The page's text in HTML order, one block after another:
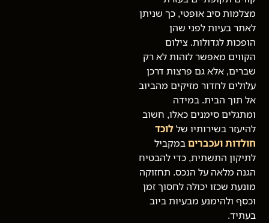
מצלמות סיב אופטי, כך שניתן
לאתר בעיות לפני שהן
הופכות לגדולות. צילום
הקווים מאפשר לזהות לא רק
שברים, אלא גם פרצות דרכן
עלולים לחדור מזיקים מהביוב
אל תוך הבית. במידה
ומתגלים סימנים כאלו, חשוב
להיעזר בשירותיו שללוכד
חולדות ועכבריםבמקביל
לתיקון התשתית, כדי להבטיח
הגנה מלאה על הנכס. תחזוקה
מונעת שכזו יכולה לחסוך זמן
וכסף ולהימנע מבעיות ביוב
בעתיד.